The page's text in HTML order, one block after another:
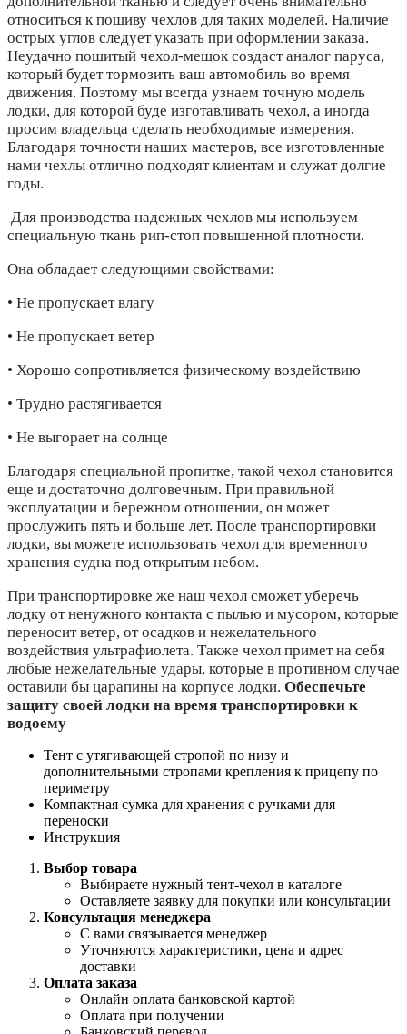
относиться к пошиву чехлов для таких моделей. Наличие
острых углов следует указать при оформлении заказа.
Неудачно пошитый чехол-мешок создаст аналог паруса,
который будет тормозить ваш автомобиль во время
движения. Поэтому мы всегда узнаем точную модель
лодки, для которой буде изготавливать чехол, а иногда
просим владельца сделать необходимые измерения.
Благодаря точности наших мастеров, все изготовленные
нами чехлы отлично подходят клиентам и служат долгие
годы.
Для производства надежных чехлов мы используем
специальную ткань рип-стоп повышенной плотности.
Она обладает следующими свойствами:
• Не пропускает влагу
• Не пропускает ветер
• Хорошо сопротивляется физическому воздействию
• Трудно растягивается
• Не выгорает на солнце
Благодаря специальной пропитке, такой чехол становится
еще и достаточно долговечным. При правильной
эксплуатации и бережном отношении, он может
прослужить пять и больше лет. После транспортировки
лодки, вы можете использовать чехол для временного
хранения судна под открытым небом.
При транспортировке же наш чехол сможет уберечь
лодку от ненужного контакта с пылью и мусором, которые
переносит ветер, от осадков и нежелательного
воздействия ультрафиолета. Также чехол примет на себя
любые нежелательные удары, которые в противном случае
оставили бы царапины на корпусе лодки. Обеспечьте
защиту своей лодки на время транспортировки к
водоему
Тент с утягивающей стропой по низу и
дополнительными стропами крепления к прицепу по
периметру
Компактная сумка для хранения с ручками для
переноски
Инструкция
Выбор товара
Выбираете нужный тент-чехол в каталоге
Оставляете заявку для покупки или консультации
Консультация менеджера
С вами связывается менеджер
Уточняются характеристики, цена и адрес
доставки
Оплата заказа
Онлайн оплата банковской картой
Оплата при получении